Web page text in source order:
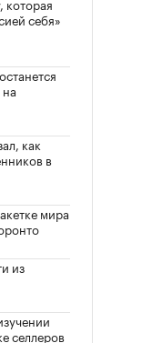
которая
себя»
как
в
мира
из
селлеров